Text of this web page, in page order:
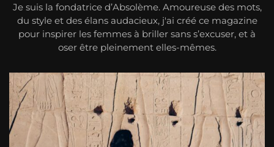
Je suis la fondatrice d’Absolème. Amoureuse des mots,
du style et des élans audacieux, j'ai créé ce magazine
pour inspirer les femmes à briller sans s’excuser, et à
oser être pleinement elles-mêmes.